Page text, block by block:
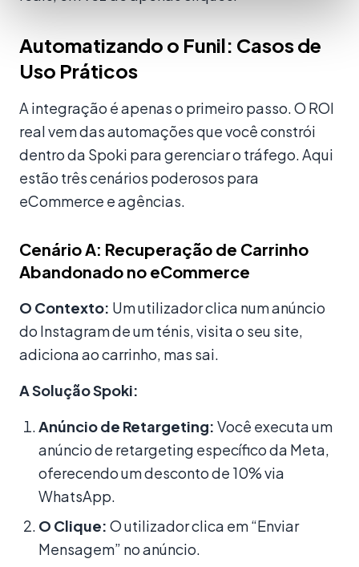
Automatizando o Funil: Casos de
Uso Práticos
A integração é apenas o primeiro passo. O ROI
real vem das automações que você constrói
dentro da Spoki para gerenciar o tráfego. Aqui
estão três cenários poderosos para
eCommerce e agências.
Cenário A: Recuperação de Carrinho
Abandonado no eCommerce
O Contexto: Um utilizador clica num anúncio
do Instagram de um ténis, visita o seu site,
adiciona ao carrinho, mas sai.
A Solução Spoki:
Anúncio de Retargeting: Você executa um
anúncio de retargeting específico da Meta,
oferecendo um desconto de 10% via
WhatsApp.
O Clique: O utilizador clica em “Enviar
Mensagem” no anúncio.